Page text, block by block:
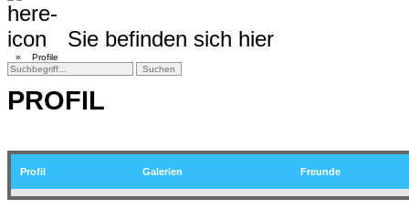
Sie befinden sich hier
» Profile
PROFIL
Profil Galerien Freunde